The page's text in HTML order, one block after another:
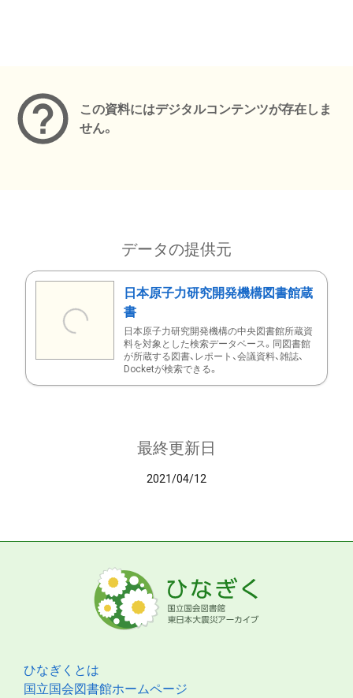
この資料にはデジタルコンテンツが存在しま
せん。
データの提供元
日本原子力研究開発機構図書館蔵
書
日本原子力研究開発機構の中央図書館所蔵資
料を対象とした検索データベース。同図書館
が所蔵する図書、レポート、会議資料、雑誌、
Docketが検索できる。
最終更新日
2021/04/12
ひなぎくとは
国立国会図書館ホームページ